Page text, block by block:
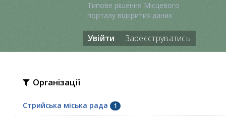
Типове рішення Місцевого
порталу відкритих даних
Увійти Зареєструватись
Організації
Стрийська міська рада 1